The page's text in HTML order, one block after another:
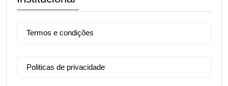
Termos e condições
Politicas de privacidade